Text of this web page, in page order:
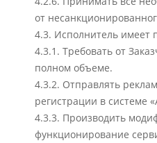
от
4.3. Исполнитель имеет
4.3.1. Требовать от
полном объеме.
4.3.2. Отправлять
регистрации в системе
4.3.3. Производить
функционирование